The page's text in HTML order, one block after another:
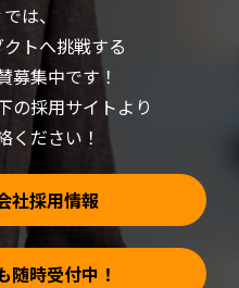
は、
トへ挑戦する
募集中です！
の採用サイトより
ください！
社採用情報
随時受付中！